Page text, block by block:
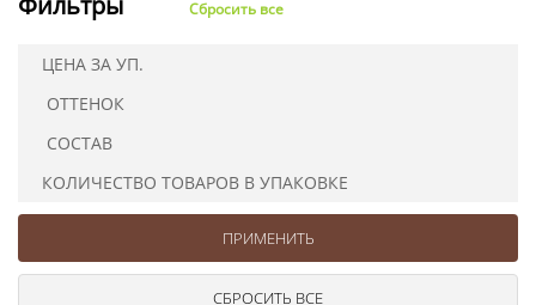
Сбросить все
ЦЕНА ЗА УП.
ОТТЕНОК
СОСТАВ
КОЛИЧЕСТВО ТОВАРОВ В УПАКОВКЕ
Ушковые
Цепочки шарики с замком
Ткани
Элементы декора
Сумочная фурнитура